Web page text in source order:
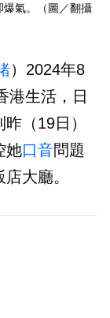
爆氣。（圖／翻攝
）2024年8
港生活，日
（19日）
她口音問題
大廳。